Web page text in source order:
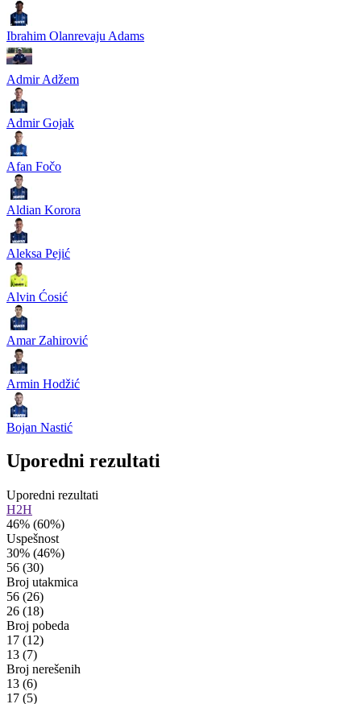
Ibrahim Olanrevaju Adams
Admir Adžem
Admir Gojak
Afan Fočo
Aldian Korora
Aleksa Pejić
Alvin Ćosić
Amar Zahirović
Armin Hodžić
Bojan Nastić
Uporedni rezultati
Uporedni rezultati
H2H
46% (60%)
Uspešnost
30% (46%)
56 (30)
Broj utakmica
56 (26)
26 (18)
Broj pobeda
17 (12)
13 (7)
Broj nerešenih
13 (6)
17 (5)